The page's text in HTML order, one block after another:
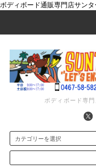
ボディボード通販専門店サン
ボディボード専